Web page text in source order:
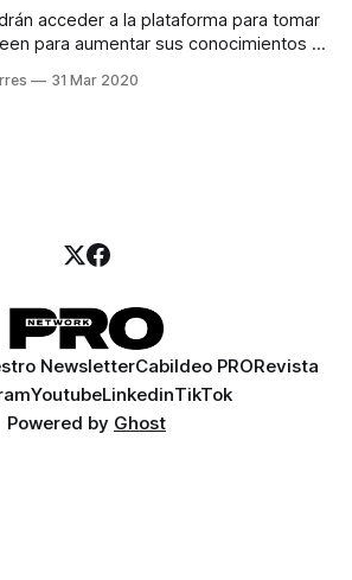
acceder a la plataforma para tomar
para aumentar sus conocimientos y
31 Mar 2020
NewsletterCabildeo PRORevista
YoutubeLinkedinTikTok
Powered by Ghost